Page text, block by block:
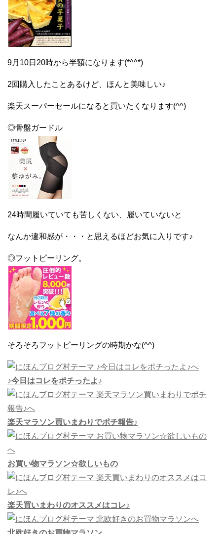
9月10日20時から半額になります(*^^*)
2回購入したことあるけど、ほんと美味しい♪
楽天スーパーセールになると買いたくなります(^^)
◎骨盤ガードル
24時間履いていても苦しくない、履いていないと
なんか違和感が・・・と思えるほどお気に入りです♪
◎フットピーリング。
そろそろフットピーリングの時期かな(^^)
♪今日はコレをポチったよ♪
楽天マラソン買いまわりでポチ報告♪
お買い物マラソン☆欲しいもの
楽天買いまわりのオススメはコレ♪